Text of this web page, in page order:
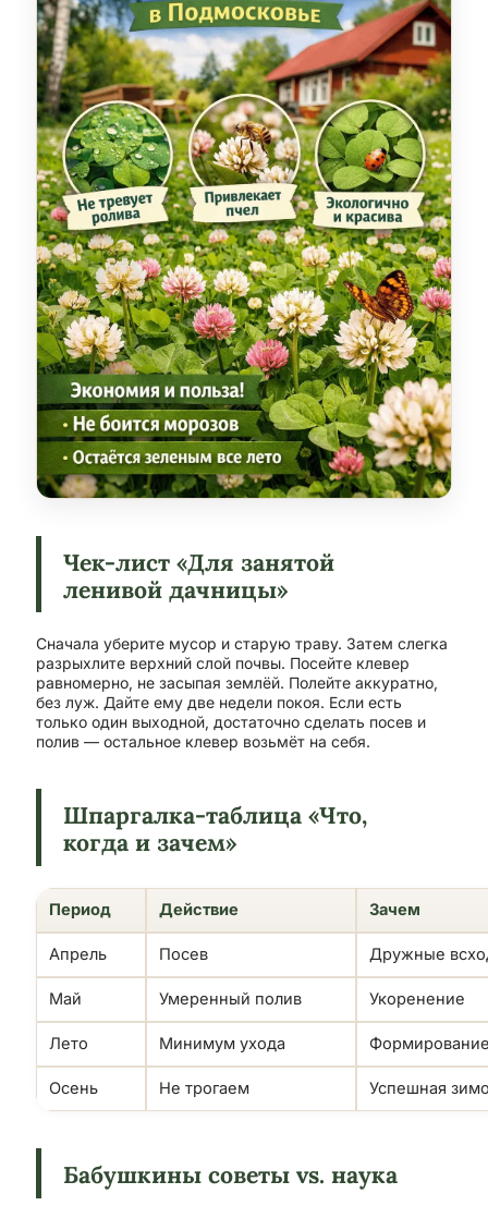
Чек-лист «Для занятой
ленивой дачницы»
Сначала уберите мусор и старую траву. Затем слегка
разрыхлите верхний слой почвы. Посейте клевер
равномерно, не засыпая землёй. Полейте аккуратно,
без луж. Дайте ему две недели покоя. Если есть
только один выходной, достаточно сделать посев и
полив — остальное клевер возьмёт на себя.
Шпаргалка-таблица «Что,
когда и зачем»
Период Действие Зачем
Апрель Посев Дружные
Май Умеренный полив Укоренение
Лето Минимум ухода
Осень Не трогаем Успешная
Бабушкины советы vs. наука